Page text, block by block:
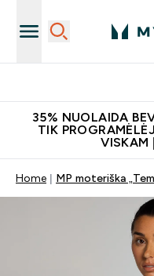
35% NUOLAIDA
TIK
VISKAM
Home MP moteriška